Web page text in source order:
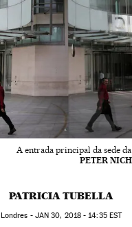
A entrada principal da sede
PETER
PATRICIA TUBELLA
Londres - JAN 30, 2018 - 14:35EST